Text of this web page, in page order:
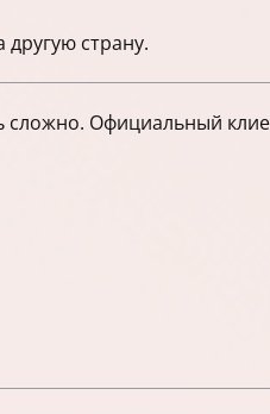
страну.
сложно. Официальный